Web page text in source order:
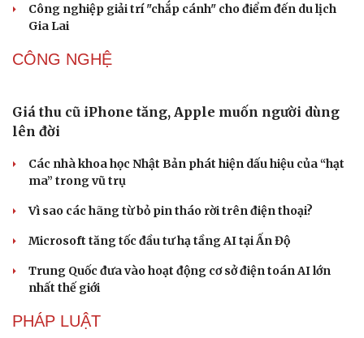
Văn hóa
Sân khấu - Điện ảnh
Văn học
Âm nhạc
Di sản
Giải trí
Nghệ sĩ
Thời trang
đến sản phẩm du lịch độc đáo
trưởng vượt bậc?
thực đường phố hàng đầu thế giới
Nối đà tăng trưởng, du lịch Vĩnh Long hấp dẫn khách
Công nghiệp giải trí "chắp cánh" cho điểm đến du lịch
CÔNG NGHỆ
Giá thu cũ iPhone tăng, Apple muốn người dùng